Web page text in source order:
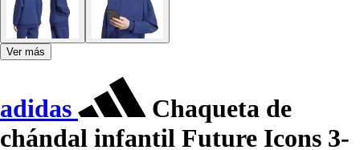
Ver más
adidas
Chaqueta de
chándal infantil Future Icons 3-